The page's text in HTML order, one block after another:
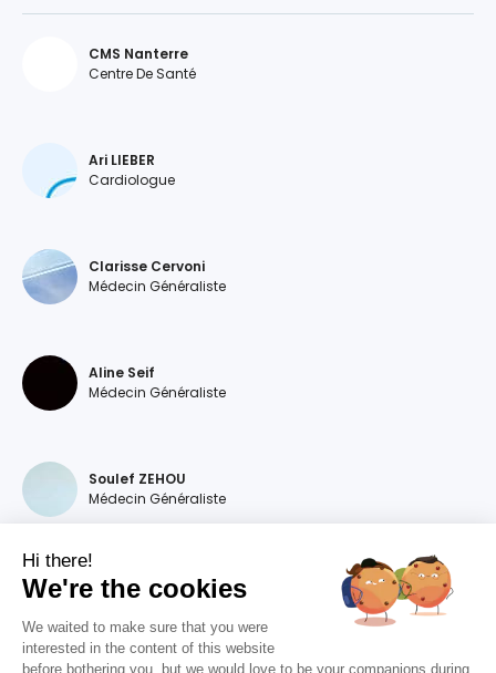
CMS Nanterre
Centre De Santé
Ari LIEBER
Cardiologue
Clarisse Cervoni
Médecin Généraliste
Aline Seif
Médecin Généraliste
Soulef ZEHOU
Médecin Généraliste
Magdalena DEVILLERS
Hi there!
We're the cookies
We waited to make sure that you were
interested in the content of this website
before bothering you, but we would love to be your companions during